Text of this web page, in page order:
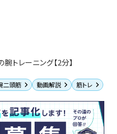
トレーニング【2分】
二頭筋 動画解説 筋トレ